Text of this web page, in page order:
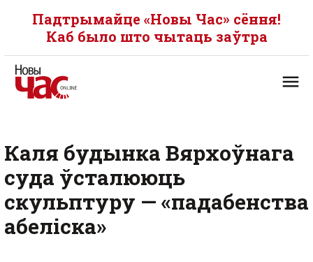
Падтрымайце «Новы Час» сёння!
Каб было што чытаць заўтра
Каля будынка Вярхоўнага
суда ўсталююць
скульптуру — «падабенства
абеліска»